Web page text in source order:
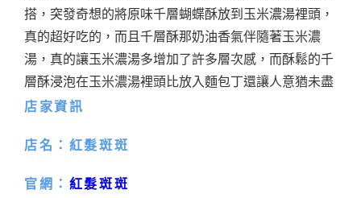
搭，突發奇想的將原味千層蝴蝶酥放到玉米濃湯裡頭，
真的超好吃的，而且千層酥那奶油香氣伴隨著玉米濃
湯，真的讓玉米濃湯多增加了許多層次感，而酥鬆的千
層酥浸泡在玉米濃湯裡頭比放入麵包丁還讓人意猶未盡
店家資訊
店名：紅髮斑斑
官網： 紅髮斑斑